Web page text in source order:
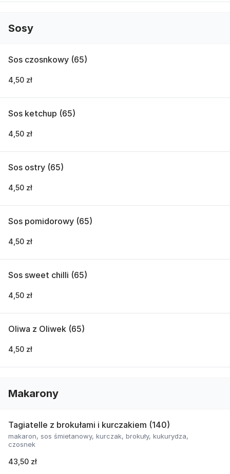
Sosy
Sos czosnkowy (65)
4,50 zł
Sos ketchup (65)
4,50 zł
Sos ostry (65)
4,50 zł
Sos pomidorowy (65)
4,50 zł
Sos sweet chilli (65)
4,50 zł
Oliwa z Oliwek (65)
4,50 zł
Makarony
Tagiatelle z brokułami i kurczakiem (140)
makaron, sos śmietanowy, kurczak, brokuły, kukurydza,
czosnek
43,50 zł